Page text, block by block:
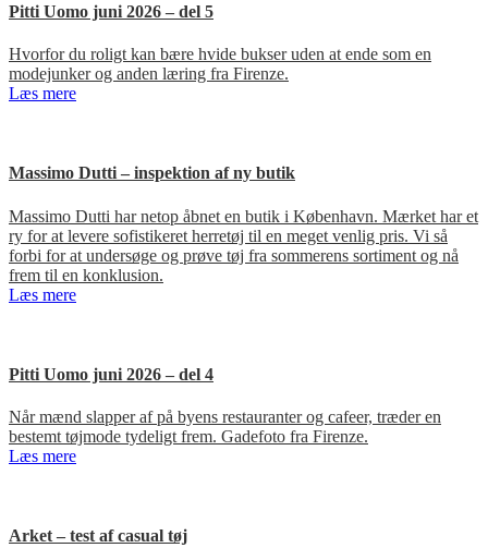
Pitti Uomo juni 2026 – del 5
Hvorfor du roligt kan bære hvide bukser uden at ende som en
modejunker og anden læring fra Firenze.
Læs mere
Massimo Dutti – inspektion af ny butik
Massimo Dutti har netop åbnet en butik i København. Mærket har et
ry for at levere sofistikeret herretøj til en meget venlig pris. Vi så
forbi for at undersøge og prøve tøj fra sommerens sortiment og nå
frem til en konklusion.
Læs mere
Pitti Uomo juni 2026 – del 4
Når mænd slapper af på byens restauranter og cafeer, træder en
bestemt tøjmode tydeligt frem. Gadefoto fra Firenze.
Læs mere
Arket – test af casual tøj